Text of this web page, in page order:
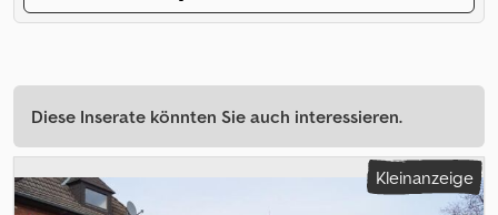
Diese Inserate könnten Sie auch interessieren.
Kleinanzeige